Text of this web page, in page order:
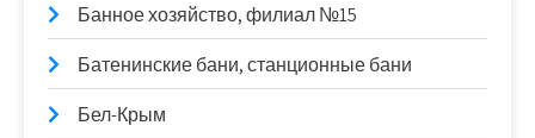
Банное хозяйство, филиал №15
Батенинские бани, станционные бани
Бел-Крым